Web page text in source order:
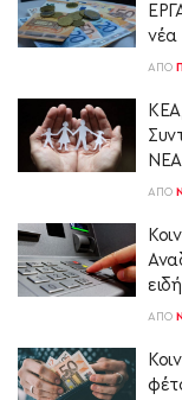
νέα
ΑΠΌ
ΝΕΑ
ΑΠΌ
ΑΠΌ